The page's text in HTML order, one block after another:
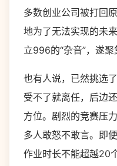
多数创业公司被打回
地为了无法实现的未
立996的“杂音”，遂聚
也有人说，已然挑选
受不了就离任，后边
方位。剧烈的竞赛压
多人敢怒不敢言。即
作业时长不能超越20